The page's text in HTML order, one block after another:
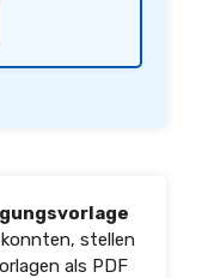
stellen
als PDF